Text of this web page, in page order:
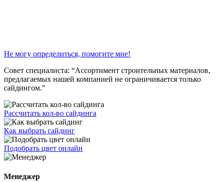
Не могу определиться, помогите мне!
Совет специалиста: “Ассортимент строительных материалов,
предлагаемых нашей компанией не ограничивается только
сайдингом.”
Рассчитать кол-во сайдинга
Как выбрать сайдинг
Подобрать цвет онлайн
Менеджер